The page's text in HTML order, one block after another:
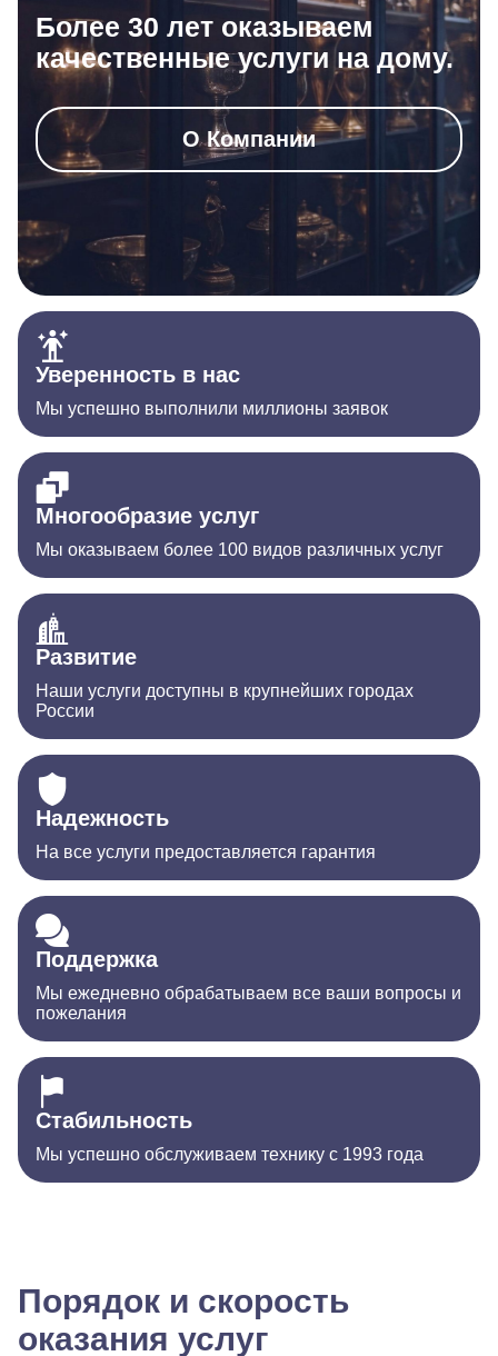
Более 30 лет оказываем
качественные услуги на дому.
О Компании
Уверенность в нас
Мы успешно выполнили миллионы заявок
Многообразие услуг
Мы оказываем более 100 видов различных услуг
Развитие
Наши услуги доступны в крупнейших городах
России
Надежность
На все услуги предоставляется гарантия
Поддержка
Мы ежедневно обрабатываем все ваши вопросы и
пожелания
Стабильность
Мы успешно обслуживаем технику с 1993 года
Порядок и скорость
оказания услуг